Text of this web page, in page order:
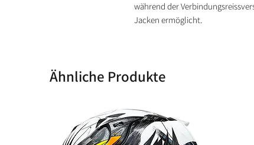
während der
Jacken ermöglicht.
Ähnliche Produkte